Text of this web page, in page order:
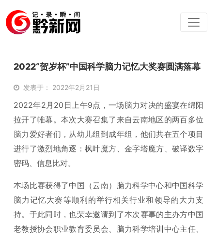
2022“贺岁杯”中国科学脑力记忆大奖赛圆满落幕
发表于： 2022年2月21日
2022年2月20日上午9点，一场脑力对决的盛宴在绵阳
拉开了帷幕。本次大赛召集了来自云南地区的两百多位
脑力爱好者们，从幼儿组到成年组，他们共在五个项目
进行了激烈地角逐：枫叶魔方、金字塔魔方、破译数字
密码、信息比对。
本场比赛获得了中国（云南）脑力科学中心和中国科学
脑力记忆大赛等顺利的举行相关行业和领导的大力支
持。于此同时，也荣幸邀请到了本次赛事的主办方中国
老教授协会职业教育委员会、脑力科学培训中心主任、